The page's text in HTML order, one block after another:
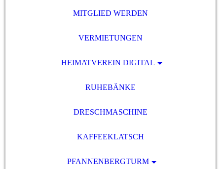
MITGLIED WERDEN
VERMIETUNGEN
HEIMATVEREIN DIGITAL
RUHEBÄNKE
DRESCHMASCHINE
KAFFEEKLATSCH
PFANNENBERGTURM